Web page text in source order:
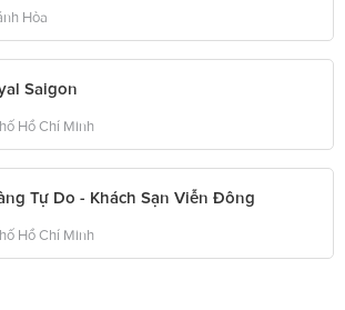
Hòa
Saigon
Hồ Chí Minh
Tự Do - Khách Sạn Viễn Đông
Hồ Chí Minh